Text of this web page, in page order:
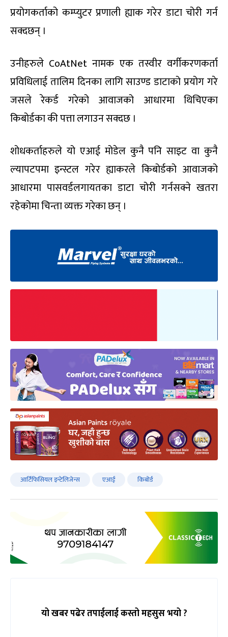
प्रयोगकर्ताको कम्प्युटर प्रणाली ह्याक गरेर डाटा चोरी गर्न
सक्दछन् ।
उनीहरुले CoAtNet नामक एक तस्वीर वर्गीकरणकर्ता
प्रविधिलाई तालिम दिनका लागि साउण्ड डाटाको प्रयोग गरे
जसले रेकर्ड गरेको आवाजको आधारमा थिचिएका
किबोर्डका की पत्ता लगाउन सक्दछ ।
शोधकर्ताहरुले यो एआई मोडेल कुनै पनि साइट वा कुनै
ल्यापटपमा इन्स्टल गरेर ह्याकरले किबोर्डको आवाजको
आधारमा पासवर्डलगायतका डाटा चोरी गर्नसक्ने खतरा
रहेकोमा चिन्ता व्यक्त गरेका छन् ।
आर्टिफिसियल इन्टेलिजेन्स एआई किबोर्ड
यो खबर पढेर तपाईलाई कस्तो महसुस भयो ?